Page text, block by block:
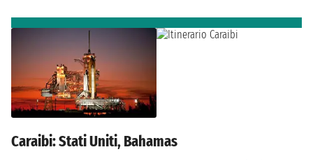
Caraibi: Stati Uniti, Bahamas